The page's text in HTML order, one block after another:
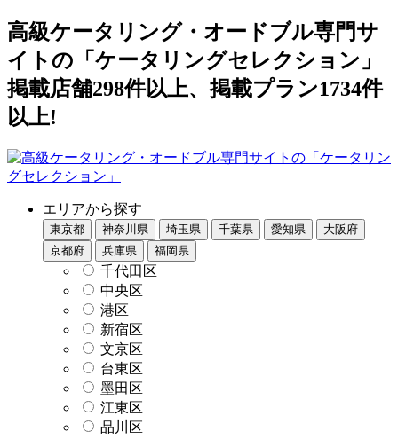
高級ケータリング・オードブル専門サ
イトの「ケータリングセレクション」
掲載店舗298件以上、掲載プラン1734件
以上!
エリアから探す
東京都 神奈川県 埼玉県 千葉県 愛知県
大阪府
京都府
兵庫県 福岡県
千代田区
中央区
港区
新宿区
文京区
台東区
墨田区
江東区
品川区